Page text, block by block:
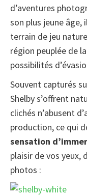
d’aventures
son plus jeune
terrain de jeu
région peuplée de
possibilités
Souvent capturés
Shelby s’offrent
clichés n’abusent
production, ce qui
sensation
plaisir de vos yeux,
photos :